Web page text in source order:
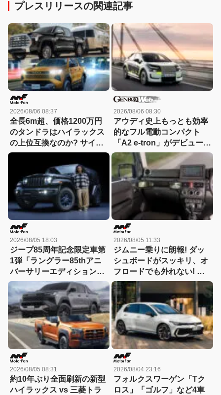
プレスリリースの関連記事
2026/08/06 08:37
全長6m超、価格1200万円
のタンドラはハイラックス
の上位互換なのか? サイ
ズ・装備・走り・価格を徹
底比較して分かった決定的
な違い 【新型ハイラックス
徹底比較】
2026/08/06 08:30
アウディ史上もっとも効率
的なフル電動コンパクト
「A2 e-tron」がデビュー前
にテスト写真を公開
2026/08/05 18:03
ジープ85周年記念限定車第
1弾「ラングラー85thアニ
バーサリーエディション」
が10月3日に発売！ 100台
限定で944万円。ラングラ
ーオーナー・平野歩夢さん
のスペシャルムービーも公
開中!!
2026/08/05 11:33
ジムニー乗りに朗報! ダッ
シュボードがスッキリ、オ
フロードでも外れない! サ
イド＆フロントカメラ映像
をベスポジで確認できる専
用スタンド登場!【CAR
MONO図鑑】
2026/08/05 08:31
約10年ぶり全面刷新の新型
ハイラックス vs 三菱トラ
2026/08/04 23:16
フォルクスワーゲン「Tク
ロス」「ゴルフ」など4車